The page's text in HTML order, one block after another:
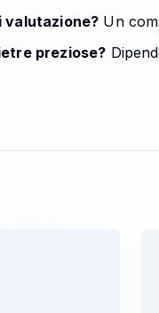
valutazione? Un
preziose?